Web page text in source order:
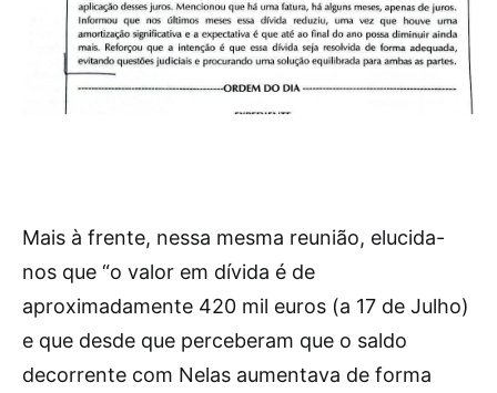
Mais à frente, nessa mesma reunião, elucida-
nos que “o valor em dívida é de
aproximadamente 420 mil euros (a 17 de Julho)
e que desde que perceberam que o saldo
decorrente com Nelas aumentava de forma